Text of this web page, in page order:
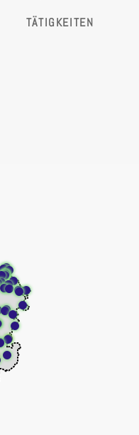
TÄTIGKEITEN